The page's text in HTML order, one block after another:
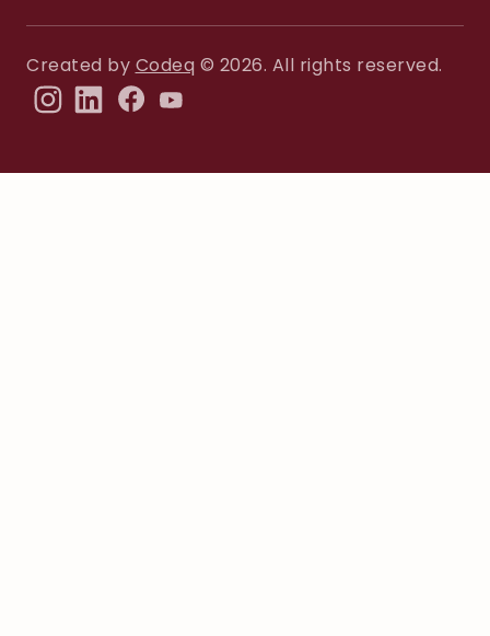
Created by Codeq © 2026. All rights reserved.